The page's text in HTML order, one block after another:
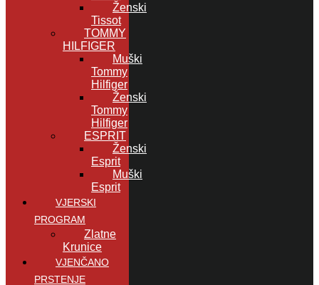
Ženski
Tissot
TOMMY
HILFIGER
Muški
Tommy
Hilfiger
Ženski
Tommy
Hilfiger
ESPRIT
Ženski
Esprit
Muški
Esprit
VJERSKI
PROGRAM
Zlatne
Krunice
VJENČANO
PRSTENJE